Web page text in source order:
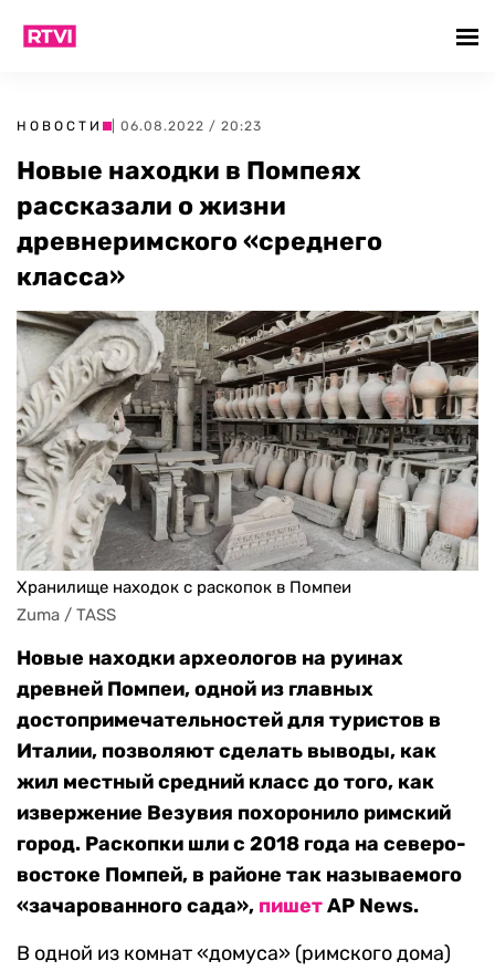
НОВОСТИ | 06.08.2022 / 20:23
Новые находки в Помпеях
рассказали о жизни
древнеримского «среднего
класса»
Хранилище находок с раскопок в Помпеи
Zuma / TASS
Новые находки археологов на руинах
древней Помпеи, одной из главных
достопримечательностей для туристов в
Италии, позволяют сделать выводы, как
жил местный средний класс до того, как
извержение Везувия похоронило римский
город. Раскопки шли с 2018 года на северо-
востоке Помпей, в районе так называемого
«зачарованного сада», пишетAP News.
В одной из комнат «домуса» (римского дома)